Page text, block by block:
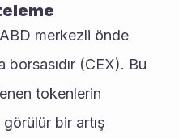
merkezli önde
(CEX). Bu
tokenlerin
görülür bir artış